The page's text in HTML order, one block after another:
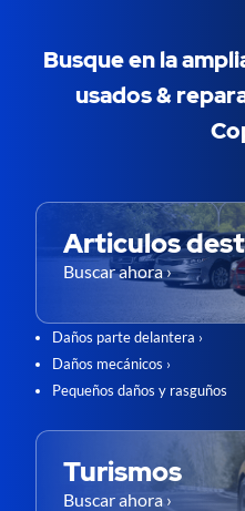
Busque en la
usados &
Articulos
Buscar ahora ›
Daños parte delantera ›
Daños mecánicos ›
Pequeños daños y rasguños
Turismos
Buscar ahora ›